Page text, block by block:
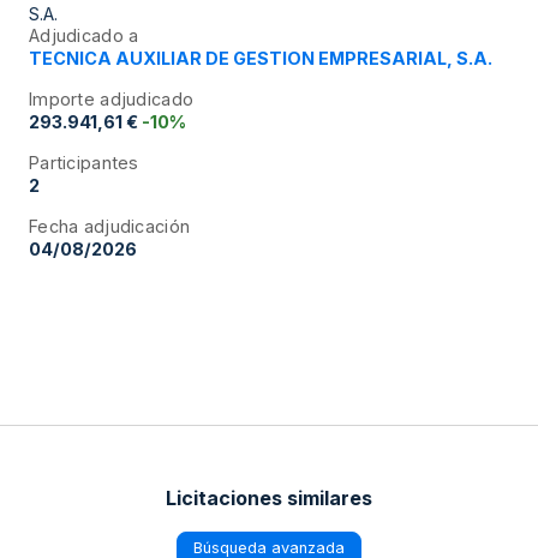
S.A.
Adjudicado a
TECNICA AUXILIAR DE GESTION EMPRESARIAL, S.A.
Importe adjudicado
293.941,61 € -10%
Participantes
2
Fecha adjudicación
04/08/2026
Licitaciones similares
Búsqueda avanzada